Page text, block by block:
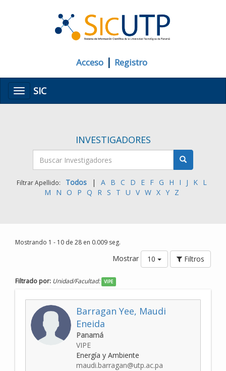
Acceso | Registro
MenúSIC
INVESTIGADORES
Filtrar Apellido: Todos | A B C D E F G H I J K L
M
N O P Q R S T U V W X Y Z
Mostrando 1 - 10 de 28 en 0.009 seg.
Mostrar 10 Filtros
Filtrado por: Unidad/Facultad: VIPE
Barragan Yee, Maudi
Eneida
Panamá
VIPE
Energía y Ambiente
maudi.barragan@utp.ac.pa